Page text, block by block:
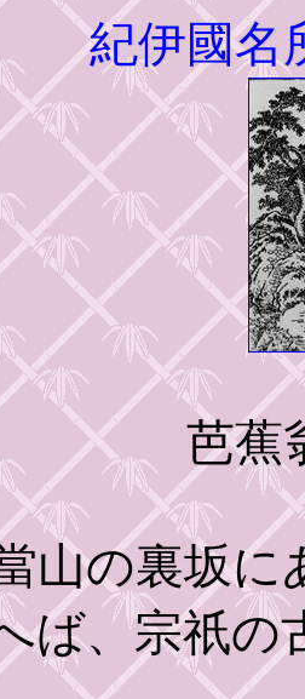
紀伊國名
芭蕉
の裏坂に
ば、宗祇の